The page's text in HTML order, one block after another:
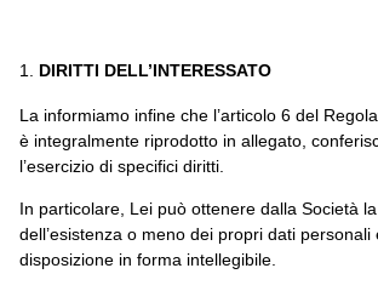
DIRITTI DELL’INTERESSATO
La informiamo infine che l’articolo 6 del
è integralmente riprodotto in allegato,
l’esercizio di specifici diritti.
In particolare, Lei può ottenere dalla Società
dell’esistenza o meno dei propri dati
disposizione in forma intellegibile.